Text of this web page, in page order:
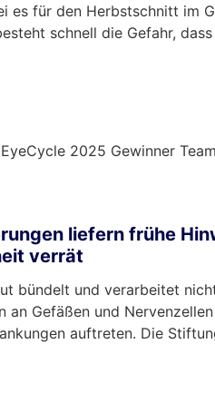
es für den Herbstschnitt im
schnell die Gefahr,
2025 Gewinner
liefern frühe
verrät
bündelt und verarbeitet
an Gefäßen und
auftreten. Die